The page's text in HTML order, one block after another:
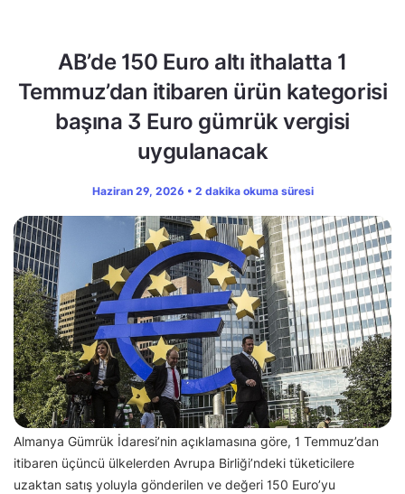
AB’de 150 Euro altı ithalatta 1
Temmuz’dan itibaren ürün kategorisi
başına 3 Euro gümrük vergisi
uygulanacak
Haziran 29, 2026 • 2 dakika okuma süresi
Almanya Gümrük İdaresi’nin açıklamasına göre, 1 Temmuz’dan
itibaren üçüncü ülkelerden Avrupa Birliği’ndeki tüketicilere
uzaktan satış yoluyla gönderilen ve değeri 150 Euro’yu